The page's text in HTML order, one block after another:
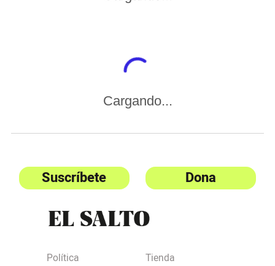
Cargando...
Suscríbete Dona
Política
Tienda